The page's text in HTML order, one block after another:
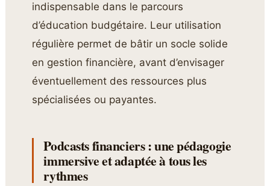
indispensable dans le parcours
d’éducation budgétaire. Leur utilisation
régulière permet de bâtir un socle solide
en gestion financière, avant d’envisager
éventuellement des ressources plus
spécialisées ou payantes.
Podcasts financiers : une pédagogie
immersive et adaptée à tous les
rythmes